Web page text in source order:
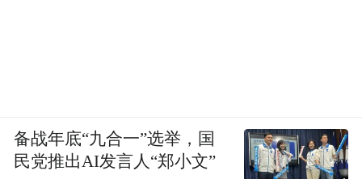
备战年底“九合一”选举，国
民党推出AI发言人“郑小文”